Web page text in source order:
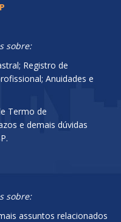
sobre:
Registro de
Anuidades e
Termo de
e demais dúvidas
sobre:
assuntos relacionados